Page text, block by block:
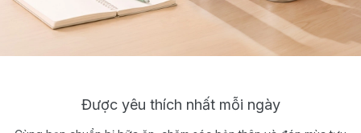
Được yêu thích nhất mỗi ngày